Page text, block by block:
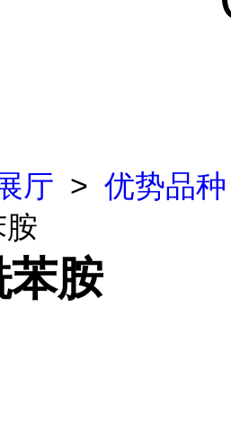
厅 > 优势品种
苯胺